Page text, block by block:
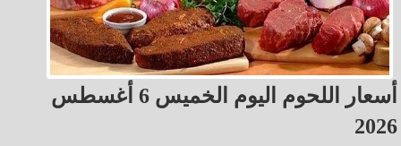
أسعار اللحوم اليوم الخميس 6 أغسطس
2026